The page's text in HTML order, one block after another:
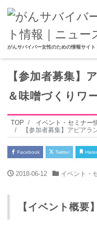
がんサバイバー女性のための情報サイ
【参加者募集】
＆味噌づくりワ
TOP
イベント・セミナー
【参加者募集】アピアラ
Facebook Twitter
2018-06-12 イベント・
【イベント概要】